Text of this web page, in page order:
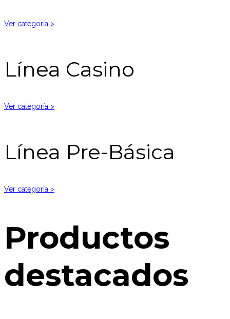
Ver categoría >
Línea Casino
Ver categoría >
Línea Pre-Básica
Ver categoría >
Productos
destacados